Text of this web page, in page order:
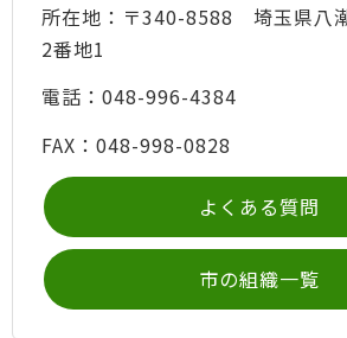
所在地：〒340-8588 埼玉県八
2番地1
電話：048-996-4384
FAX：048-998-0828
よくある質問
市の組織一覧